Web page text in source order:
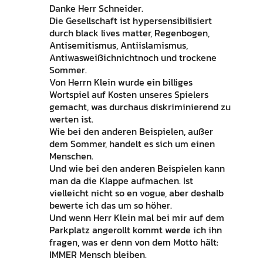
Danke Herr Schneider.
Die Gesellschaft ist hypersensibilisiert
durch black lives matter, Regenbogen,
Antisemitismus, Antiislamismus,
Antiwasweißichnichtnoch und trockene
Sommer.
Von Herrn Klein wurde ein billiges
Wortspiel auf Kosten unseres Spielers
gemacht, was durchaus diskriminierend zu
werten ist.
Wie bei den anderen Beispielen, außer
dem Sommer, handelt es sich um einen
Menschen.
Und wie bei den anderen Beispielen kann
man da die Klappe aufmachen. Ist
vielleicht nicht so en vogue, aber deshalb
bewerte ich das um so höher.
Und wenn Herr Klein mal bei mir auf dem
Parkplatz angerollt kommt werde ich ihn
fragen, was er denn von dem Motto hält:
IMMER Mensch bleiben.